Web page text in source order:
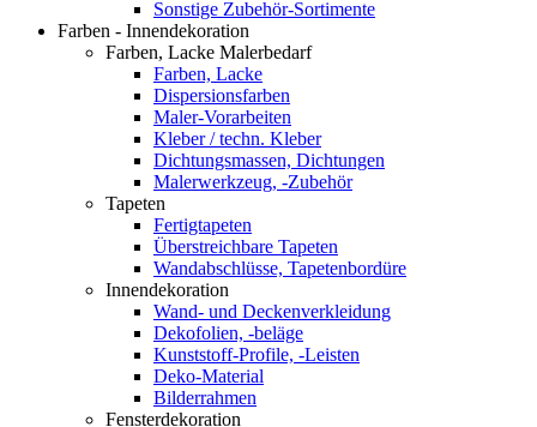
Sonstige Zubehör-Sortimente
Farben - Innendekoration
Farben, Lacke Malerbedarf
Farben, Lacke
Dispersionsfarben
Maler-Vorarbeiten
Kleber / techn. Kleber
Dichtungsmassen, Dichtungen
Malerwerkzeug, -Zubehör
Tapeten
Fertigtapeten
Überstreichbare Tapeten
Wandabschlüsse, Tapetenbordüre
Innendekoration
Wand- und Deckenverkleidung
Dekofolien, -beläge
Kunststoff-Profile, -Leisten
Deko-Material
Bilderrahmen
Fensterdekoration